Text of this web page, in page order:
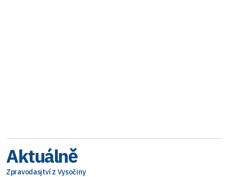
Aktuálně
Zpravodasjtví z Vysočiny